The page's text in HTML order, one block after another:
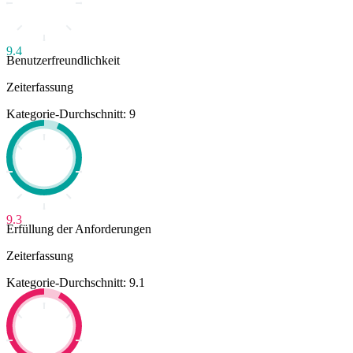
9.4
Benutzerfreundlichkeit
Zeiterfassung
Kategorie-Durchschnitt: 9
9.3
Erfüllung der Anforderungen
Zeiterfassung
Kategorie-Durchschnitt: 9.1